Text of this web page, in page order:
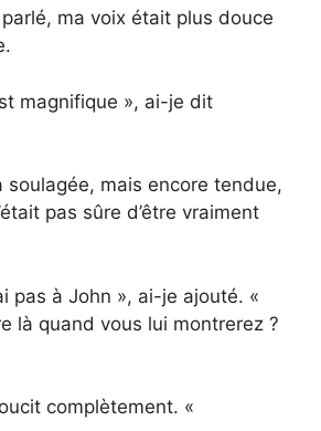
parlé, ma voix était plus douce
magnifique », ai-je dit
soulagée, mais encore tendue,
pas sûre d’être vraiment
pas à John », ai-je ajouté. «
là quand vous lui montrerez ?
complètement. «